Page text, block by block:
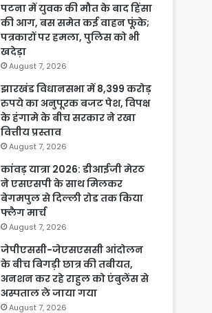
पटना में युवक की मौत के बाद हिंसा
की आग, बस समेत कई वाहन फूंके;
पत्रकारों पर हमला, पुलिस को भी
खदेड़ा
August 7, 2026
झारखंड विधानसभा में 8,399 करोड़
रुपये का अनुपूरक बजट पेश, विपक्ष
के हंगामे के बीच सरकार ने रखा
वित्तीय प्रस्ताव
August 7, 2026
कांवड़ यात्रा 2026: डीआईजी मेरठ
ने एसएसपी के साथ मिलकर
बेगमपुल से दिल्ली रोड तक किया
फ्लैग मार्च
August 7, 2026
जेपीएससी-जेएसएससी आंदोलन
के बीच बिगड़ी छात्र की तबीयत,
अनशन कर रहे राहुल को एंबुलेंस से
अस्पताल ले जाया गया
August 7, 2026